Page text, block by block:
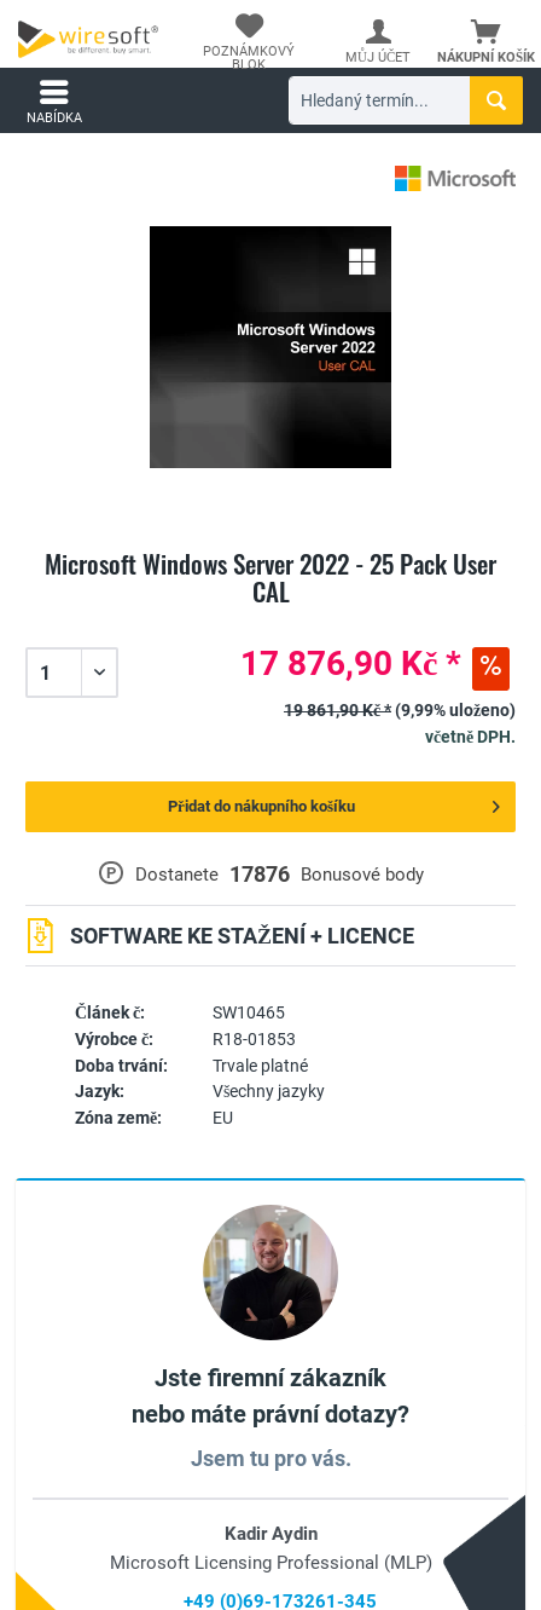
NÁKUPNÍ KOŠÍK
POZNÁMKOVÝ
BLOK
MŮJ ÚČET
NABÍDKA
Microsoft Windows Server 2022 - 25 Pack User
CAL
Článek č:
SW10465
Výrobce č:
R18-01853
Doba trvání:
Trvale platné
Jazyk:
Všechny jazyky
Zóna země:
EU
P Dostanete 17876 Bonusové body
SOFTWARE KE STAŽENÍ + LICENCE
17 876,90 Kč *
19 861,90 Kč *(9,99% uloženo)
včetně DPH.
Přidat do nákupního košíku
Jste firemní zákazník
nebo máte právní dotazy?
Jsem tu pro vás.
Kadir Aydin
Microsoft Licensing Professional (MLP)
+49 (0)69-173261-345